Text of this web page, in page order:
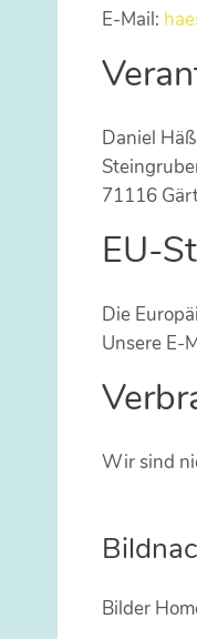
E-Mail:
Daniel
71116
EU-
Die
Unsere E-
Wir sind
Bilder